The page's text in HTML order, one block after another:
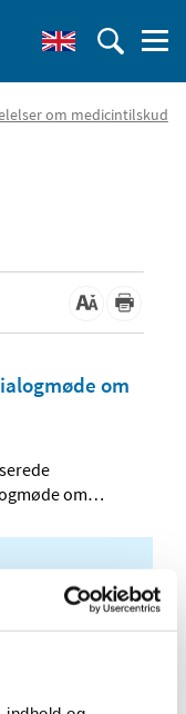
om medicintilskud
om
om…